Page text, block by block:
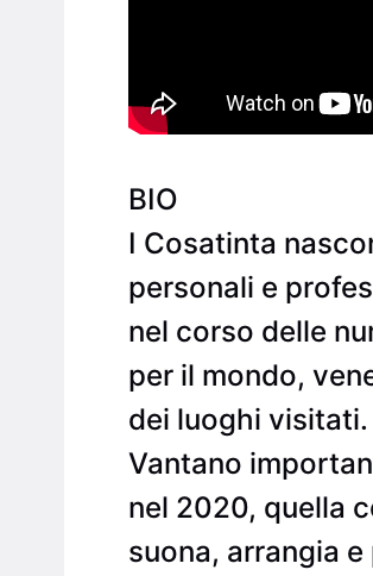
BIO
I Cosatinta
personali e
nel corso delle
per il mondo,
dei luoghi visitati.
Vantano
nel 2020, quella
suona, arrangia